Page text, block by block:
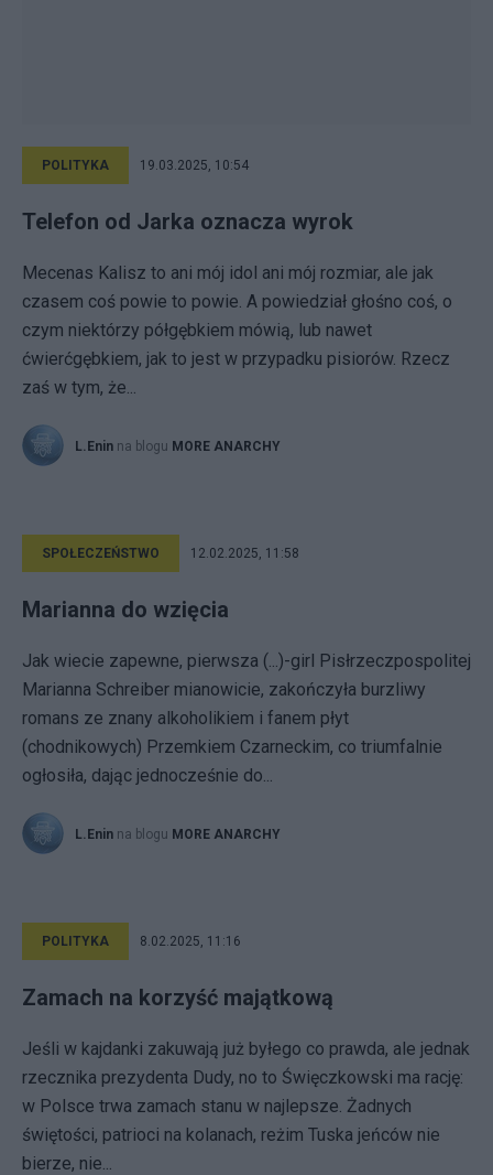
POLITYKA 19.03.2025, 10:54
Telefon od Jarka oznacza wyrok
Mecenas Kalisz to ani mój idol ani mój rozmiar, ale jak
czasem coś powie to powie. A powiedział głośno coś, o
czym niektórzy półgębkiem mówią, lub nawet
ćwierćgębkiem, jak to jest w przypadku pisiorów. Rzecz
zaś w tym, że...
L.Enin na blogu MORE ANARCHY
SPOŁECZEŃSTWO 12.02.2025, 11:58
Marianna do wzięcia
Jak wiecie zapewne, pierwsza (...)-girl Pisłrzeczpospolitej
Marianna Schreiber mianowicie, zakończyła burzliwy
romans ze znany alkoholikiem i fanem płyt
(chodnikowych) Przemkiem Czarneckim, co triumfalnie
ogłosiła, dając jednocześnie do...
L.Enin na blogu MORE ANARCHY
POLITYKA 8.02.2025, 11:16
Zamach na korzyść majątkową
Jeśli w kajdanki zakuwają już byłego co prawda, ale jednak
rzecznika prezydenta Dudy, no to Święczkowski ma rację:
w Polsce trwa zamach stanu w najlepsze. Żadnych
świętości, patrioci na kolanach, reżim Tuska jeńców nie
bierze, nie...